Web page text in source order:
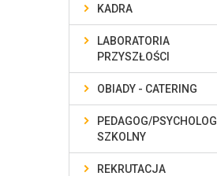
KADRA
LABORATORIA
PRZYSZŁOŚCI
OBIADY - CATERING
PEDAGOG/PSYCHOLOG
SZKOLNY
REKRUTACJA